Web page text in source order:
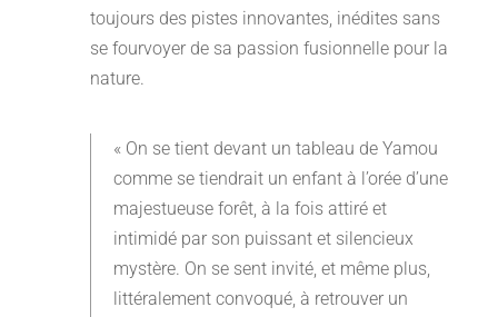
toujours des pistes innovantes, inédites sans
se fourvoyer de sa passion fusionnelle pour la
nature.
« On se tient devant un tableau de Yamou
comme se tiendrait un enfant à l’orée d’une
majestueuse forêt, à la fois attiré et
intimidé par son puissant et silencieux
mystère. On se sent invité, et même plus,
littéralement convoqué, à retrouver un